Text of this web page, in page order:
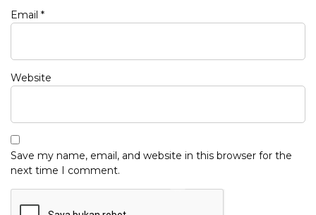
Email *
Website
Save my name, email, and website in this browser for the
next time I comment.